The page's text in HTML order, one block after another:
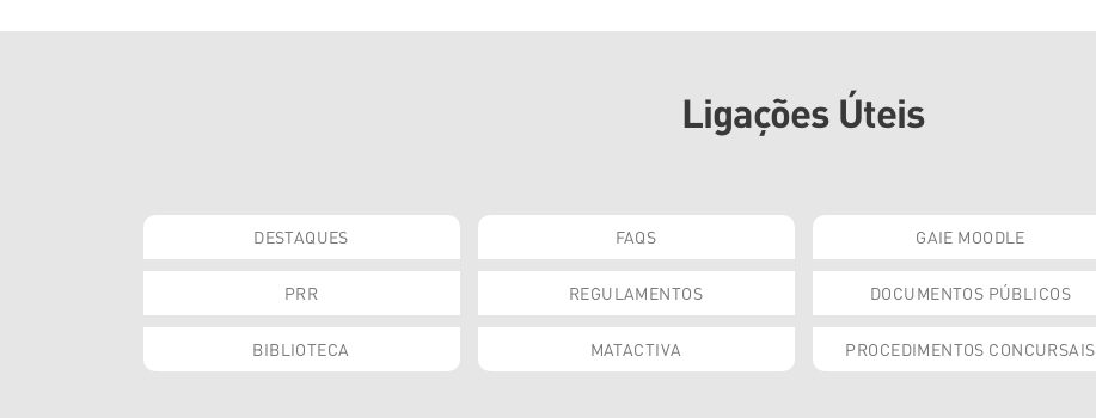
Ligações Úteis
DESTAQUES FAQS GAIE MOODLE
PRR REGULAMENTOS DOCUMENTOS PÚBLICOS
BIBLIOTECA MATACTIVA PROCEDIMENTOS CONCURSAIS